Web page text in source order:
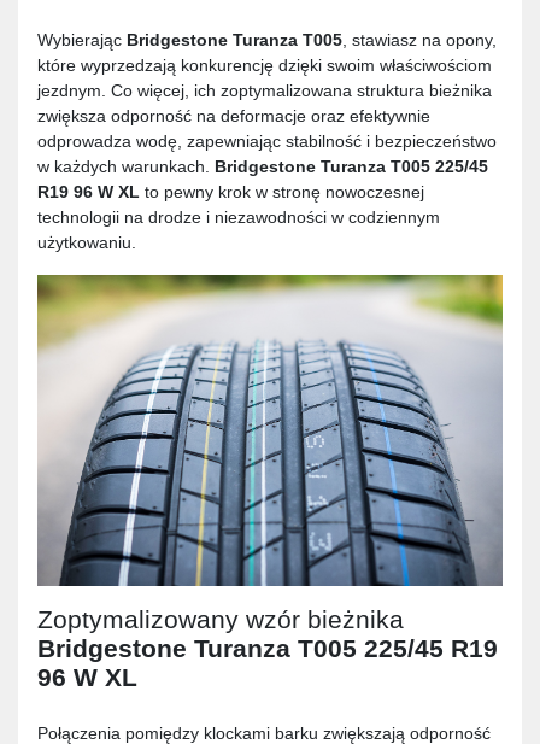
Wybierając Bridgestone Turanza T005, stawiasz na opony,
które wyprzedzają konkurencję dzięki swoim właściwościom
jezdnym. Co więcej, ich zoptymalizowana struktura bieżnika
zwiększa odporność na deformacje oraz efektywnie
odprowadza wodę, zapewniając stabilność i bezpieczeństwo
w każdych warunkach. Bridgestone Turanza T005 225/45
R19 96 W XL to pewny krok w stronę nowoczesnej
technologii na drodze i niezawodności w codziennym
użytkowaniu.
Zoptymalizowany wzór bieżnika
Bridgestone Turanza T005 225/45 R19
96 W XL
Połączenia pomiędzy klockami barku zwiększają odporność